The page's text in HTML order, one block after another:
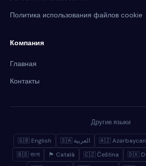
Политика использования файлов cookie
Компания
Главная
Контакты
Другие языки
🇬🇧 English 🇸🇦 العربية 🇦🇿
🇧🇩 বাংলা
🏴 Català 🇨🇿 Čeština 🇩🇰